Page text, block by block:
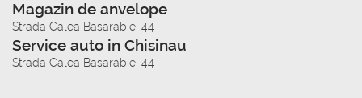
Magazin de anvelope
Strada Calea Basarabiei 44
Service auto in Chisinau
Strada Calea Basarabiei 44